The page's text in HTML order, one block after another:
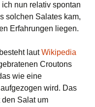
nun relativ spontan
solchen Salates kam,
Erfahrungen liegen.
lautWikipedia
Croutons
wie eine
wird. Das
den Salat um